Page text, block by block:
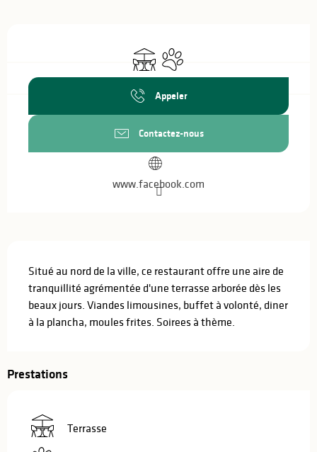
TerrasseAnimaux acceptés
Appeler
Contactez-nous
www.facebook.com
Situé au nord de la ville, ce restaurant offre une aire de
tranquillité agrémentée d'une terrasse arborée dès les
beaux jours. Viandes limousines, buffet à volonté, diner
à la plancha, moules frites. Soirees à thème.
Prestations
Terrasse